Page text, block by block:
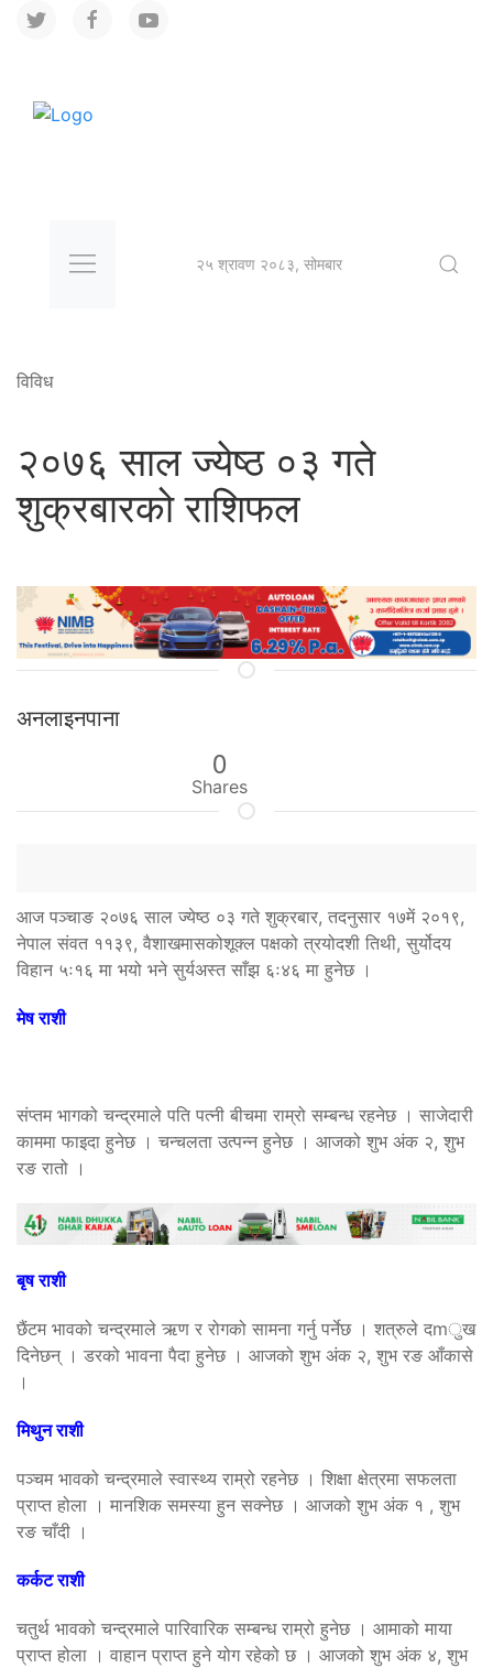
२५ श्रावण २०८३, सोमबार
विविध
२०७६ साल ज्येष्ठ ०३ गते
शुक्रबारको राशिफल
अनलाइनपाना
0
Shares
आज पञ्चाङ २०७६ साल ज्येष्ठ ०३ गते शुक्रबार, तदनुसार १७में २०१९,
नेपाल संवत ११३९, वैशाखमासकोशूक्ल पक्षको त्रयोदशी तिथी, सुर्योदय
विहान ५ः१६ मा भयो भने सुर्यअस्त साँझ ६ः४६ मा हुनेछ ।
मेष राशी
संप्तम भागको चन्द्रमाले पति पत्नी बीचमा राम्रो सम्बन्ध रहनेछ । साजेदारी
काममा फाइदा हुनेछ । चन्चलता उत्पन्न हुनेछ । आजको शुभ अंक २, शुभ
रङ रातो ।
बृष राशी
छैंटम भावको चन्द्रमाले ऋण र रोगको सामना गर्नु पर्नेछ । शत्रुले दmुख
दिनेछन् । डरको भावना पैदा हुनेछ । आजको शुभ अंक २, शुभ रङ आँकासे
।
मिथुन राशी
पञ्चम भावको चन्द्रमाले स्वास्थ्य राम्रो रहनेछ । शिक्षा क्षेत्रमा सफलता
प्राप्त होला । मानशिक समस्या हुन सक्नेछ । आजको शुभ अंक १ , शुभ
रङ चाँदी ।
कर्कट राशी
चतुर्थ भावको चन्द्रमाले पारिवारिक सम्बन्ध राम्रो हुनेछ । आमाको माया
प्राप्त होला । वाहान प्राप्त हुने योग रहेको छ । आजको शुभ अंक ४, शुभ